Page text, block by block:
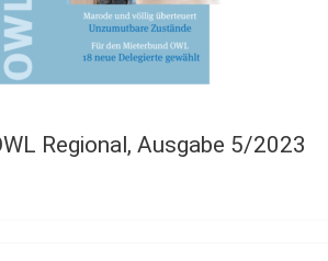
Regional, Ausgabe 5/2023